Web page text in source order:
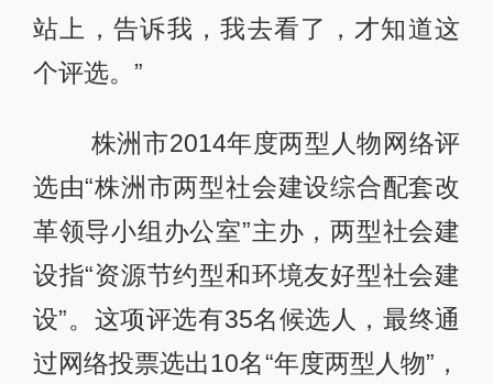
站上，告诉我，我去看了，才知道这
个评选。”
株洲市2014年度两型人物网络评
选由“株洲市两型社会建设综合配套改
革领导小组办公室”主办，两型社会建
设指“资源节约型和环境友好型社会建
设”。这项评选有35名候选人，最终通
过网络投票选出10名“年度两型人物”，